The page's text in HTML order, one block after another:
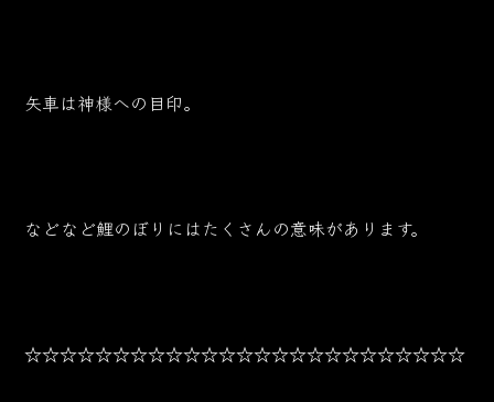
矢車は神様への目印。
などなど鯉のぼりにはたくさんの意味があります。
☆☆☆☆☆☆☆☆☆☆☆☆☆☆☆☆☆☆☆☆☆☆☆☆☆